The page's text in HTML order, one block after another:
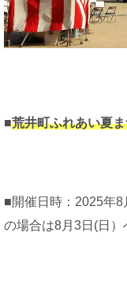
■荒井町ふれあい夏
■開催日時：2025
の場合は8月3日(日）